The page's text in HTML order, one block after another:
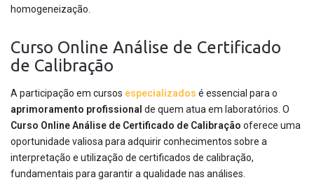
homogeneização.
Curso Online Análise de Certificado
de Calibração
A participação em cursos especializados é essencial para o
aprimoramento profissional de quem atua em laboratórios. O
Curso Online Análise de Certificado de Calibração oferece uma
oportunidade valiosa para adquirir conhecimentos sobre a
interpretação e utilização de certificados de calibração,
fundamentais para garantir a qualidade nas análises.